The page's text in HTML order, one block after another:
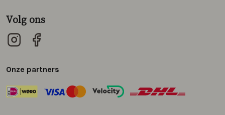
Volg ons
Onze partners